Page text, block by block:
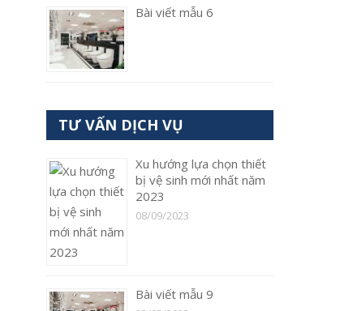
Bài viết mẫu 6
TƯ VẤN DỊCH VỤ
Xu hướng lựa chọn thiết
bị vệ sinh mới nhất năm
2023
08/09/2023
Bài viết mẫu 9